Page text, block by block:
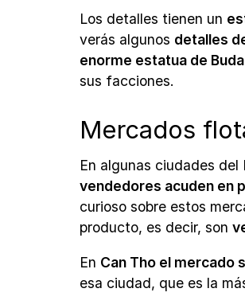
Los detalles tienen un
verás algunos detalles
enorme estatua de
sus facciones.
Mercados
En algunas ciudades
vendedores acuden en
curioso sobre estos
producto, es decir, son
En Can Tho el mercado
esa ciudad, que es la